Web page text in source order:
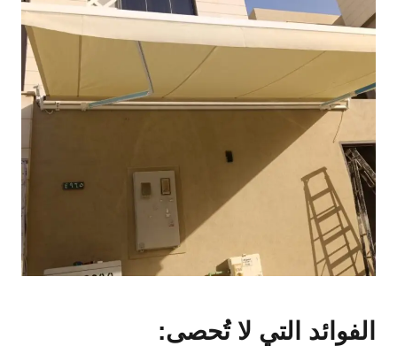
الفوائد التي لا تُحصى: